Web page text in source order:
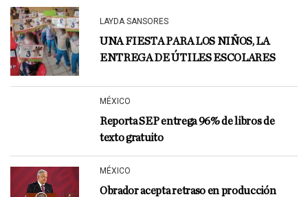
LAYDA SANSORES
UNA FIESTA PARA LOS NIÑOS, LA
ENTREGA DE ÚTILES ESCOLARES
MÉXICO
Reporta SEP entrega 96% de libros de
texto gratuito
MÉXICO
Obrador acepta retraso en producción